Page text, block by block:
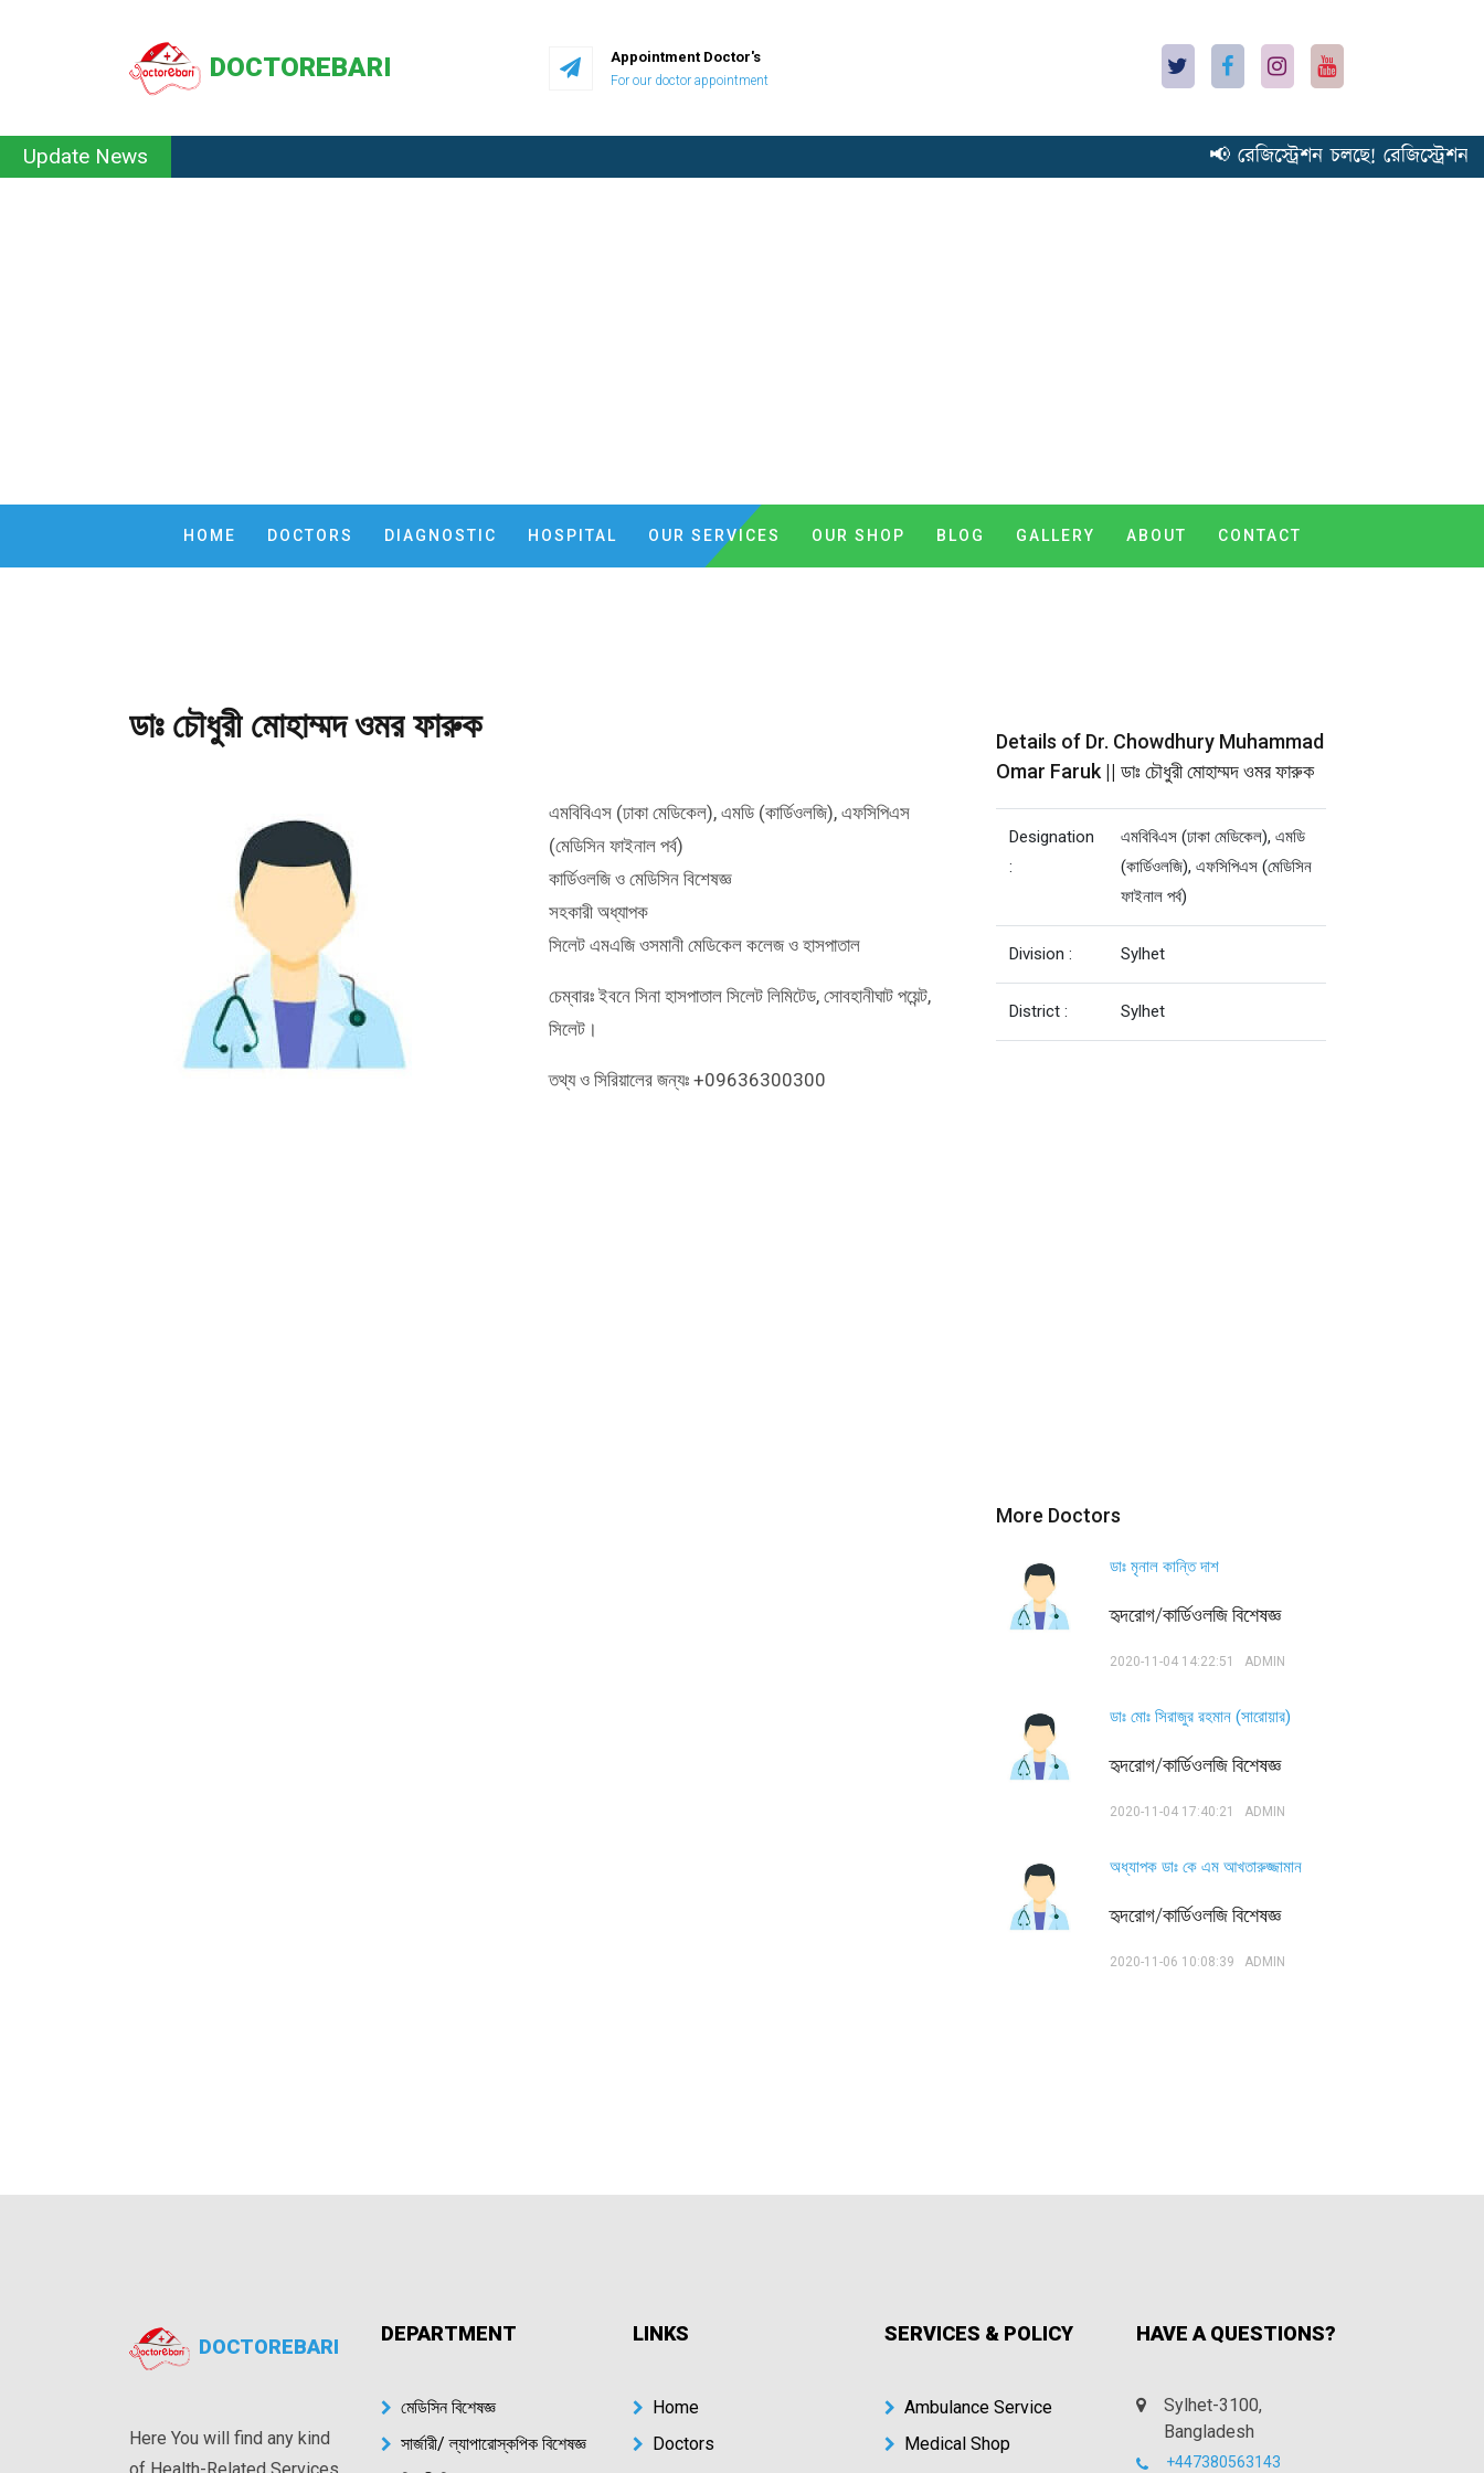
DOCTOREBARI Appointment Doctor's
For our doctor appointment
Update News 📢 রেজিস্ট্রেশন চলছে!
HOME DOCTORS DIAGNOSTIC HOSPITAL OUR SERVICES OUR SHOP BLOG GALLERY ABOUT CONTACT
ডাঃ চৌধুরী মোহাম্মদ ওমর ফারুক
এমবিবিএস (ঢাকা মেডিকেল), এমডি (কার্ডিওলজি), এফসিপিএস
(মেডিসিন ফাইনাল পর্ব)
কার্ডিওলজি ও মেডিসিন বিশেষজ্ঞ
সহকারী অধ্যাপক
সিলেট এমএজি ওসমানী মেডিকেল কলেজ ও হাসপাতাল
চেম্বারঃ ইবনে সিনা হাসপাতাল সিলেট লিমিটেড, সোবহানীঘাট পয়েন্ট,
সিলেট।
তথ্য ও সিরিয়ালের জন্যঃ +09636300300
Details of Dr. Chowdhury Muhammad
Omar Faruk || ডাঃ চৌধুরী মোহাম্মদ ওমর ফারুক
Designation
:
এমবিবিএস (ঢাকা মেডিকেল), এমডি
(কার্ডিওলজি), এফসিপিএস (মেডিসিন
ফাইনাল পর্ব)
Division : Sylhet
District : Sylhet
More Doctors
ডাঃ মৃনাল কান্তি দাশ
হৃদরোগ/কার্ডিওলজি বিশেষজ্ঞ
2020-11-04 14:22:51 ADMIN
ডাঃ মোঃ সিরাজুর রহমান (সারোয়ার)
হৃদরোগ/কার্ডিওলজি বিশেষজ্ঞ
2020-11-04 17:40:21 ADMIN
অধ্যাপক ডাঃ কে এম আখতারুজ্জামান
হৃদরোগ/কার্ডিওলজি বিশেষজ্ঞ
2020-11-06 10:08:39 ADMIN
DOCTOREBARI
Here You will find any kind
DEPARTMENT
মেডিসিন বিশেষজ্ঞ
সার্জারী/ ল্যাপারোস্কপিক বিশেষজ্ঞ
LINKS
Home
Doctors
SERVICES & POLICY
Ambulance Service
Medical Shop
HAVE A QUESTIONS?
Sylhet-3100,
Bangladesh
+447380563143